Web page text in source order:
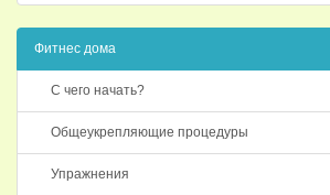
Фитнес дома
С чего начать?
Общеукрепляющие процедуры
Упражнения